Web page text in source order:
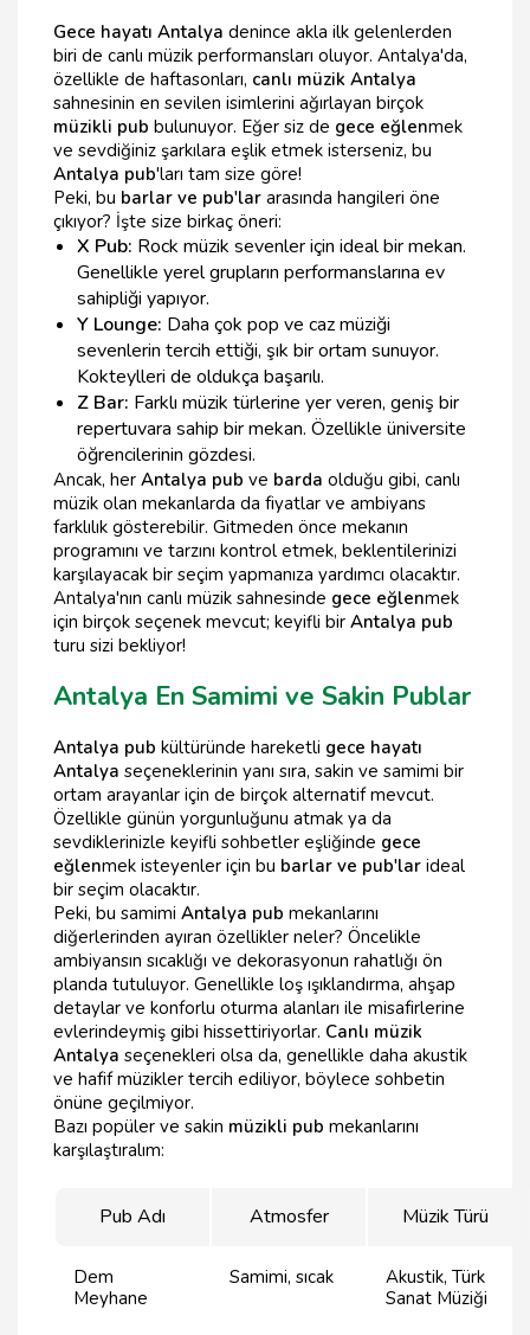
Gece hayatı Antalya denince akla ilk gelenlerden
biri de canlı müzik performansları oluyor. Antalya'da,
özellikle de haftasonları, canlı müzik Antalya
sahnesinin en sevilen isimlerini ağırlayan birçok
müzikli pub bulunuyor. Eğer siz de gece eğlenmek
ve sevdiğiniz şarkılara eşlik etmek isterseniz, bu
Antalya pub'ları tam size göre!
Peki, bu barlar ve pub'lar arasında hangileri öne
çıkıyor? İşte size birkaç öneri:
X Pub: Rock müzik sevenler için ideal bir mekan.
Genellikle yerel grupların performanslarına ev
sahipliği yapıyor.
Y Lounge: Daha çok pop ve caz müziği
sevenlerin tercih ettiği, şık bir ortam sunuyor.
Kokteylleri de oldukça başarılı.
Z Bar: Farklı müzik türlerine yer veren, geniş bir
repertuvara sahip bir mekan. Özellikle üniversite
öğrencilerinin gözdesi.
Ancak, her Antalya pub ve barda olduğu gibi, canlı
müzik olan mekanlarda da fiyatlar ve ambiyans
farklılık gösterebilir. Gitmeden önce mekanın
programını ve tarzını kontrol etmek, beklentilerinizi
karşılayacak bir seçim yapmanıza yardımcı olacaktır.
Antalya'nın canlı müzik sahnesinde gece eğlenmek
için birçok seçenek mevcut; keyifli bir Antalya pub
turu sizi bekliyor!
Antalya En Samimi ve Sakin Publar
Antalya pub kültüründe hareketli gece hayatı
Antalya seçeneklerinin yanı sıra, sakin ve samimi bir
ortam arayanlar için de birçok alternatif mevcut.
Özellikle günün yorgunluğunu atmak ya da
sevdiklerinizle keyifli sohbetler eşliğinde gece
eğlenmek isteyenler için bu barlar ve pub'lar ideal
bir seçim olacaktır.
Peki, bu samimi Antalya pub mekanlarını
diğerlerinden ayıran özellikler neler? Öncelikle
ambiyansın sıcaklığı ve dekorasyonun rahatlığı ön
planda tutuluyor. Genellikle loş ışıklandırma, ahşap
detaylar ve konforlu oturma alanları ile misafirlerine
evlerindeymiş gibi hissettiriyorlar. Canlı müzik
Antalya seçenekleri olsa da, genellikle daha akustik
ve hafif müzikler tercih ediliyor, böylece sohbetin
önüne geçilmiyor.
Bazı popüler ve sakin müzikli pub mekanlarını
karşılaştıralım:
Pub Adı Atmosfer Müzik Türü
Dem
Meyhane
Samimi, sıcak
Akustik, Türk
Sanat Müziği